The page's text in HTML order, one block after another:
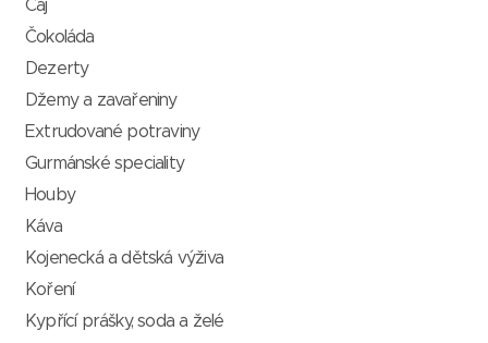
Čaj
Čokoláda
Dezerty
Džemy a zavařeniny
Extrudované potraviny
Gurmánské speciality
Houby
Káva
Kojenecká a dětská výživa
Koření
Kypřící prášky, soda a želé